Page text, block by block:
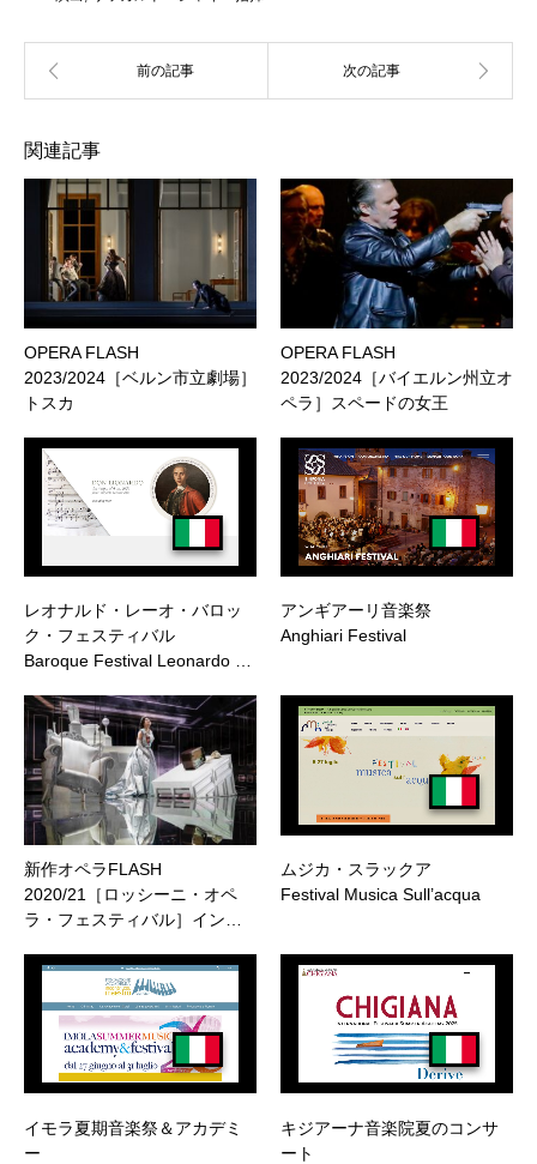
関連記事
OPERA FLASH
2023/2024［ベルン市立劇場］
トスカ
OPERA FLASH
2023/2024［バイエルン州立オ
ペラ］スペードの女王
レオナルド・レーオ・バロッ
ク・フェスティバル
Baroque Festival Leonardo …
アンギアーリ音楽祭
Anghiari Festival
新作オペラFLASH
2020/21［ロッシーニ・オペ
ラ・フェスティバル］イン…
ムジカ・スラックア
Festival Musica Sull’acqua
イモラ夏期音楽祭＆アカデミ
ー
キジアーナ音楽院夏のコンサ
ート